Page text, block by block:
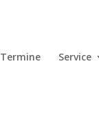
Termine Service